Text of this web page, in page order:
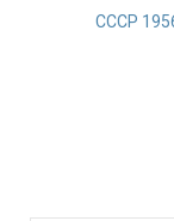
СССР